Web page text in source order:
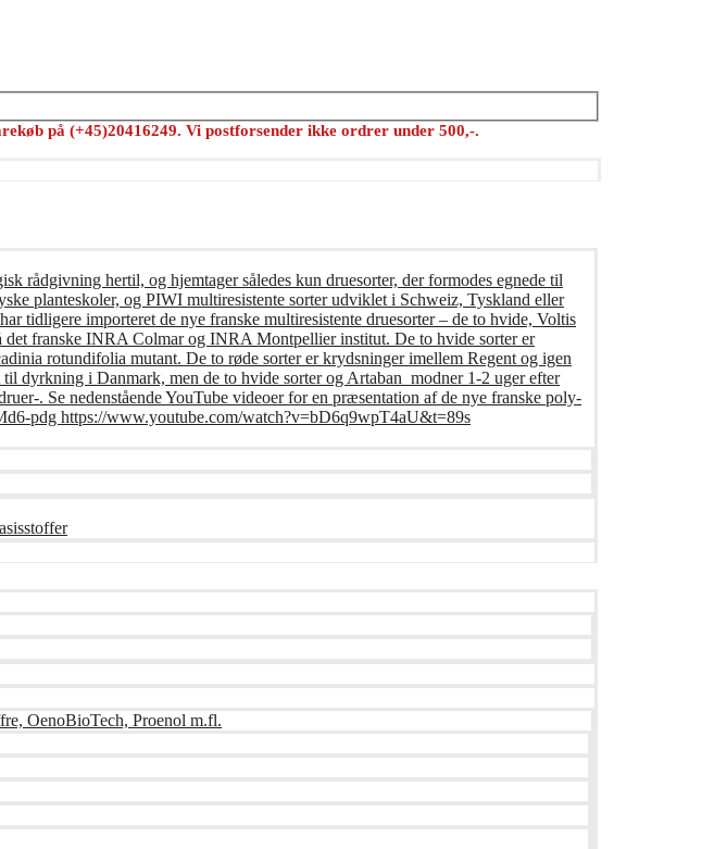
på (+45)20416249. Vi postforsender ikke ordrer under 500,-.
rådgivning hertil, og hjemtager således kun druesorter, der formodes egnede til
planteskoler, og PIWI multiresistente sorter udviklet i Schweiz, Tyskland eller
tidligere importeret de nye franske multiresistente druesorter – de to hvide, Voltis
franske INRA Colmar og INRA Montpellier institut. De to hvide sorter er
rotundifolia mutant. De to røde sorter er krydsninger imellem Regent og igen
dyrkning i Danmark, men de to hvide sorter og Artaban modner 1-2 uger efter
. Se nedenstående YouTube videoer for en præsentation af de nye franske poly-
pdg https://www.youtube.com/watch?v=bD6q9wpT4aU&t=89s
OenoBioTech, Proenol m.fl.